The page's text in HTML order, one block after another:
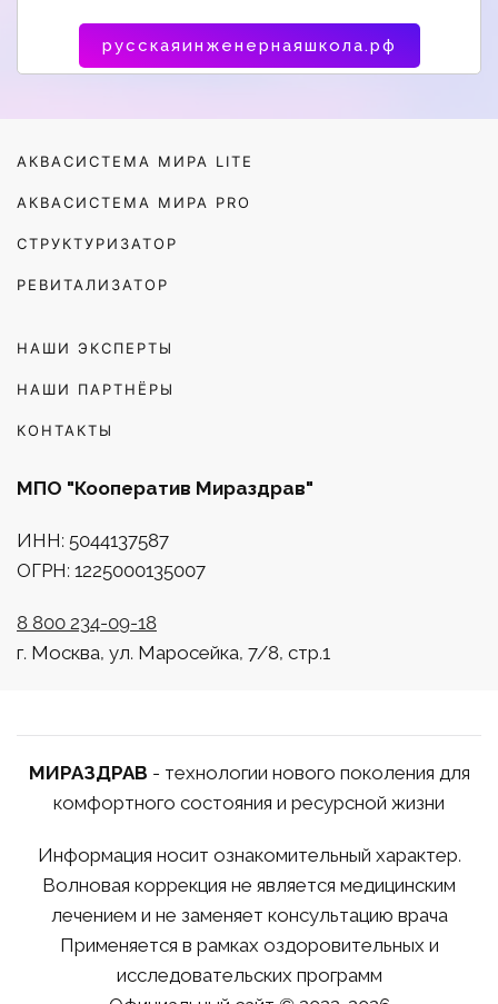
русскаяинженернаяшкола.рф
АКВАСИСТЕМА МИРА LITE
АКВАСИСТЕМА МИРА PRO
СТРУКТУРИЗАТОР
РЕВИТАЛИЗАТОР
НАШИ ЭКСПЕРТЫ
НАШИ ПАРТНЁРЫ
КОНТАКТЫ
МПО "Кооператив Мираздрав"
ИНН: 5044137587
ОГРН: 1225000135007
8 800 234-09-18
г. Москва, ул. Маросейка, 7/8, стр.1
МИРАЗДРАВ - технологии нового поколения для
комфортного состояния и ресурсной жизни
Информация носит ознакомительный характер.
Волновая коррекция не является медицинским
лечением и не заменяет консультацию врача
Применяется в рамках оздоровительных и
исследовательских программ